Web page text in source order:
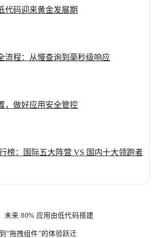
代码迎来黄金发展期
流程：从慢查询到毫秒级响应
，做好应用安全管控
榜：国际五大阵营 VS 国内十大领跑者
未来 80% 应用由低代码搭建
“拖拽组件”的体验跃迁